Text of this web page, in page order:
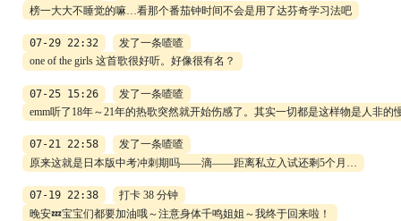
榜一大大不睡觉的嘛…看那个番茄钟时间不会是用了达芬奇学习法吧
07-29 22:32
发了一条喳喳
one of the girls 这首歌很好听。好像很有名？
07-25 15:26
发了一条喳喳
emm听了18年～21年的热歌突然就开始伤感了。其实一切都是这样物是人非
07-21 22:58
发了一条喳喳
原来这就是日本版中考冲刺期吗——滴——距离私立入试还剩5个月…
07-19 22:38
打卡 38 分钟
晚安💤宝宝们都要加油哦～注意身体千鸣姐姐～我终于回来啦！